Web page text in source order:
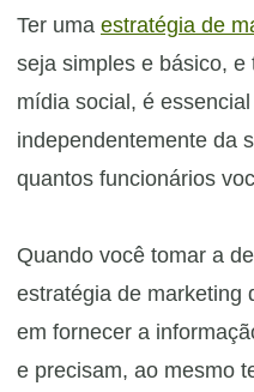
Ter uma estratégia de
seja simples e básico,
mídia social, é
independentemente da
quantos funcionários
Quando você tomar a
estratégia de marketing
em fornecer a
e precisam, ao mesmo